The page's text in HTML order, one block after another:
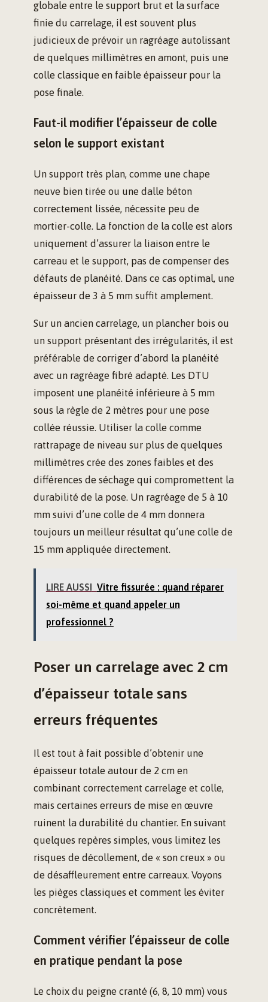
globale entre le support brut et la surface
finie du carrelage, il est souvent plus
judicieux de prévoir un ragréage autolissant
de quelques millimètres en amont, puis une
colle classique en faible épaisseur pour la
pose finale.
Faut-il modifier l’épaisseur de colle
selon le support existant
Un support très plan, comme une chape
neuve bien tirée ou une dalle béton
correctement lissée, nécessite peu de
mortier-colle. La fonction de la colle est alors
uniquement d’assurer la liaison entre le
carreau et le support, pas de compenser des
défauts de planéité. Dans ce cas optimal, une
épaisseur de 3 à 5 mm suffit amplement.
Sur un ancien carrelage, un plancher bois ou
un support présentant des irrégularités, il est
préférable de corriger d’abord la planéité
avec un ragréage fibré adapté. Les DTU
imposent une planéité inférieure à 5 mm
sous la règle de 2 mètres pour une pose
collée réussie. Utiliser la colle comme
rattrapage de niveau sur plus de quelques
millimètres crée des zones faibles et des
différences de séchage qui compromettent la
durabilité de la pose. Un ragréage de 5 à 10
mm suivi d’une colle de 4 mm donnera
toujours un meilleur résultat qu’une colle de
15 mm appliquée directement.
LIRE AUSSI Vitre fissurée : quand réparer
soi-même et quand appeler un
professionnel ?
Poser un carrelage avec 2 cm
d’épaisseur totale sans
erreurs fréquentes
Il est tout à fait possible d’obtenir une
épaisseur totale autour de 2 cm en
combinant correctement carrelage et colle,
mais certaines erreurs de mise en œuvre
ruinent la durabilité du chantier. En suivant
quelques repères simples, vous limitez les
risques de décollement, de « son creux » ou
de désaffleurement entre carreaux. Voyons
les pièges classiques et comment les éviter
concrètement.
Comment vérifier l’épaisseur de colle
en pratique pendant la pose
Le choix du peigne cranté (6, 8, 10 mm) vous